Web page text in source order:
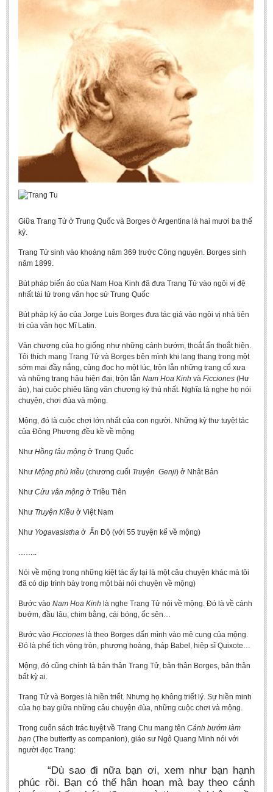
Undergraduate: Regular Degree
Undergraduate: Honor Degree
LITERARY WRITINGS & TRANSLATING
Sinology & Nom
Vietnamese Folk Culture
Literary Theory & Criticism
Vietnamese Literature
Theater and Film
Culture - History - Philosophy
Education
BA, MA, PhD. Theses
Studies on Vietnamese and Korean Literature and Films
Modernization process in Japanese literature and in the literatures of
East-Asian region
Studies on Sinology & Nom
Vietnamese and Japanese Literature Viewed from an East Asian
To Build a Standard Orthography in Schools and the Media
80 Years of New Poetry and the Self-Reliant Literary Group
ALUMNI
Alumni Association
Scholarship Fund
STUDENT ACTIVITIES
Literature Club
Calligraphy Club
Giữa Trang Tử ở Trung Quốc và Borges ở Argentina là hai mươi ba thế
kỷ.
Trang Tử sinh vào khoảng năm 369 trước Công nguyên. Borges sinh
năm 1899.
Bút pháp biến ảo của Nam Hoa Kinh đã đưa Trang Tử vào ngôi vị đệ
nhất tài tử trong văn học sử Trung Quốc
Bút pháp kỳ ảo của Jorge Luis Borges đưa tác giả vào ngôi vị nhà tiên
tri của văn học Mĩ Latin.
Văn chương của họ giống như những cánh bướm, thoắt ẩn thoắt hiện.
Tôi thích mang Trang Tử và Borges bên mình khi lang thang trong một
sớm mai đầy nắng, cùng đọc họ một lúc, trộn lẫn những trang cổ xưa
và những trang hậu hiện đại, trộn lẫn Nam Hoa Kinh và Ficciones (Hư
ảo), hai cuộc phiêu lãng văn chương kỳ thú nhất. Nghĩa là nghe họ nói
chuyện, chơi đùa và mộng.
Mộng, đó là cuộc chơi lớn nhất của con người. Những kỳ thư tuyệt tác
của Đông Phương đều kề về mộng
Như Hồng lâu mộng ở Trung Quốc
Như Mộng phù kiều (chương cuối Truyện Genji) ở Nhật Bản
Như Cửu vân mộng ở Triều Tiên
Như Truyện Kiều ở Việt Nam
Như Yogavasistha ở Ấn Độ (với 55 truyện kể về mộng)
……..
Nói về mộng trong những kiệt tác ấy lại là một câu chuyện khác mà tôi
đã có dịp trình bày trong một bài nói chuyện về mộng)
Bước vào Nam Hoa Kinh là nghe Trang Tử nói về mộng. Đó là về cánh
bướm, đầu lâu, chim bằng, cái bóng, ốc sên…
Bước vào Ficciones là theo Borges dấn mình vào mê cung của mộng.
Đó là phế tích vòng tròn, phượng hoàng, tháp Babel, hiệp sĩ Quixote…
Mộng, đó cũng chính là bản thân Trang Tử, bản thân Borges, bản thân
bất kỳ ai.
Trang Tử và Borges là hiền triết. Nhưng họ không triết lý. Sự hiền minh
của họ bay giữa những câu chuyện đùa, những cuộc chơi và mộng.
Trong cuốn sách trác tuyệt về Trang Chu mang tên Cánh bướm làm
bạn (The butterfly as companion), giáo sư Ngô Quang Minh nói với
người đọc Trang:
“Dù sao đi nữa bạn ơi, xem như bạn hạnh
phúc rồi. Bạn có thể hân hoan mà bay theo cánh